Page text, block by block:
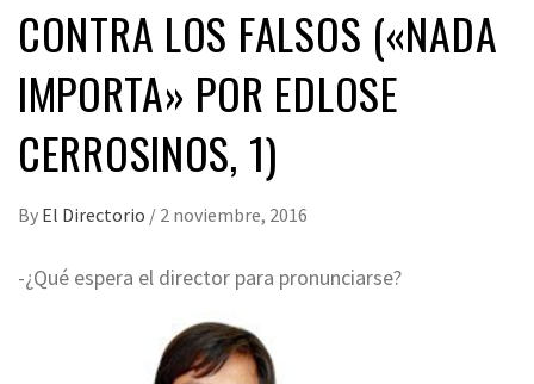
CONTRA LOS FALSOS («NADA
IMPORTA» POR EDLOSE
CERROSINOS, 1)
By El Directorio / 2 noviembre, 2016
-¿Qué espera el director para pronunciarse?